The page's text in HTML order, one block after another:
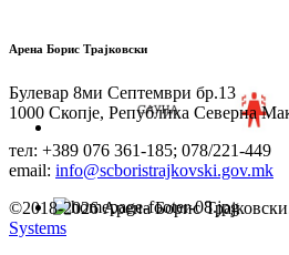
Арена Борис Трајковски
Булевар 8ми Септември бр.13
1000 Скопје, Република Северна
тел: +389 076 361-185; 078/221-449
email: info@scboristrajkovski.gov.mk
©2018-2026 Арена Борис
Systems